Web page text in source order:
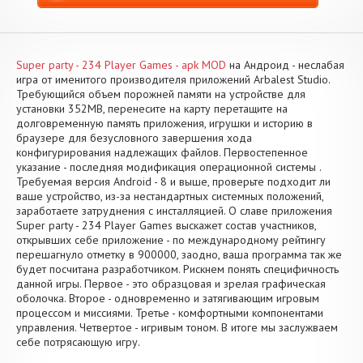
Super party - 234 Player Games - apk MOD на Андроид - неслабая
игра от именитого производителя приложений Arbalest Studio.
Требующийся объем порожней памяти на устройстве для
установки 352MB, перенесите на карту перетащите на
долговременную память приложения, игрушки и историю в
браузере для безусловного завершения хода
конфигурирования надлежащих файлов. Первостепенное
указание - последняя модификация операционной системы .
Требуемая версия Android - 8 и выше, проверьте подходит ли
ваше устройство, из-за нестандартных системных положений,
заработаете затруднения с инсталляцией. О славе приложения
Super party - 234 Player Games выскажет состав участников,
открывших себе приложение - по международному рейтингу
перешагнуло отметку в 900000, заодно, ваша программа так же
будет посчитана разработчиком. Рискнем понять специфичность
данной игры. Первое - это образцовая и зрелая графическая
оболочка. Второе - одновременно и затягивающим игровым
процессом и миссиями. Третье - комфортными компонентами
управления. Четвертое - игривым тоном. В итоге мы заслужваем
себе потрясающую игру.